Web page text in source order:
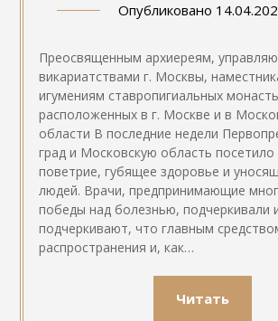
Опубликовано
Преосвященным архиереям,
викариатствами г. Москвы,
игумениям ставропигиальных
расположенных в г. Москве и в
области В последние недели
град и Московскую область
поветрие, губящее здоровье и
людей. Врачи, предпринимающие
победы над болезнью, подчеркивали
подчеркивают, что главным
распространения и, как…
Читать